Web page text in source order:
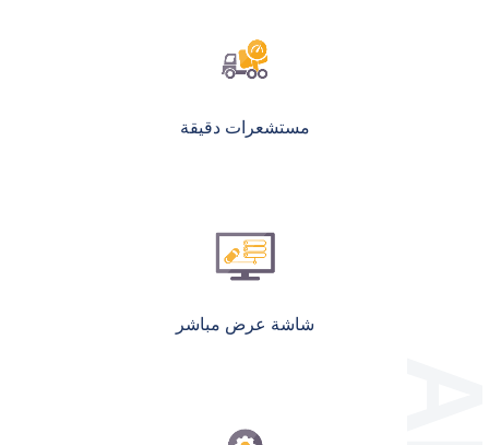
مستشعرات دقيقة
شاشة عرض مباشر